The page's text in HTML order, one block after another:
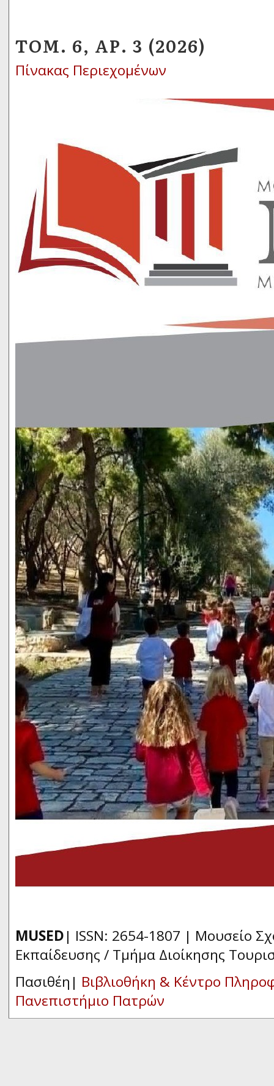
ΤΌΜ. 6, ΑΡ. 3 (2026)
Πίνακας Περιεχομένων
MUSED| ISSN: 2654-1807 | Μουσείο
Εκπαίδευσης / Τμήμα Διοίκησης
Πασιθέη| Βιβλιοθήκη & Κέντρο
Πανεπιστήμιο Πατρών